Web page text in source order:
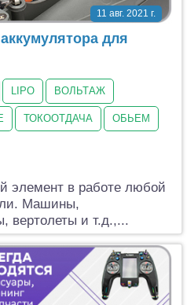
11 авг. 2021 г.
для
LIPO ВОЛЬТАЖ
ТОКООТДАЧА ОБЬЕМ
элемент в работе любой
Машины,
вертолеты и т.д.,...